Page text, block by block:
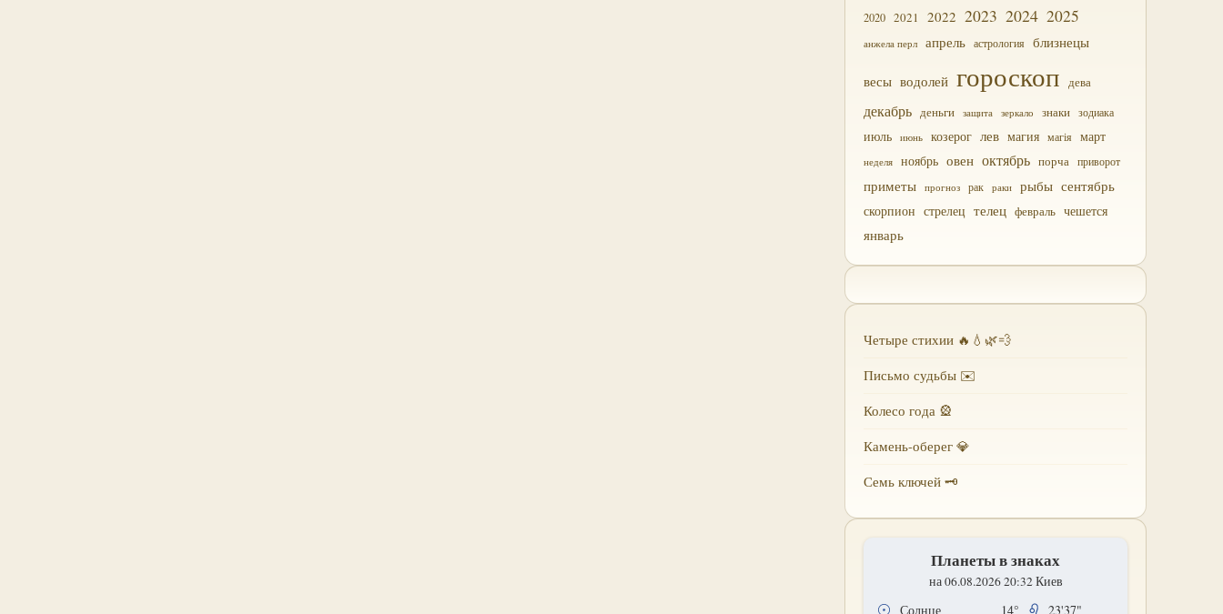
2020 2021 2022 2023 2024 2025
анжела перл апрель астрология близнецы
весы водолей гороскоп дева
декабрь деньги защита зеркало знаки зодиака
июль июнь козерог лев магия магія март
неделя ноябрь овен октябрь порча приворот
приметы прогноз рак раки рыбы сентябрь
скорпион стрелец телец февраль чешется
январь
Четыре стихии 🔥💧🌿💨
Письмо судьбы ✉️
Колесо года 🎡
Камень-оберег 💎
Семь ключей 🗝
Планеты в знаках
на 06.08.2026 20:32 Киев
Солнце 14°
23'37"